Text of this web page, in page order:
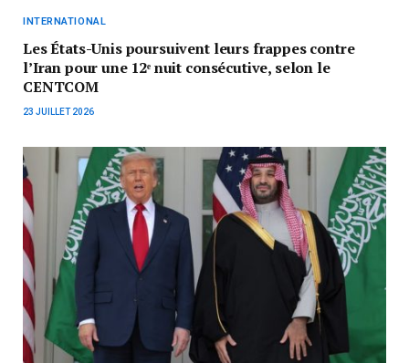
INTERNATIONAL
Les États-Unis poursuivent leurs frappes contre
l’Iran pour une 12ᵉ nuit consécutive, selon le
CENTCOM
23 JUILLET 2026